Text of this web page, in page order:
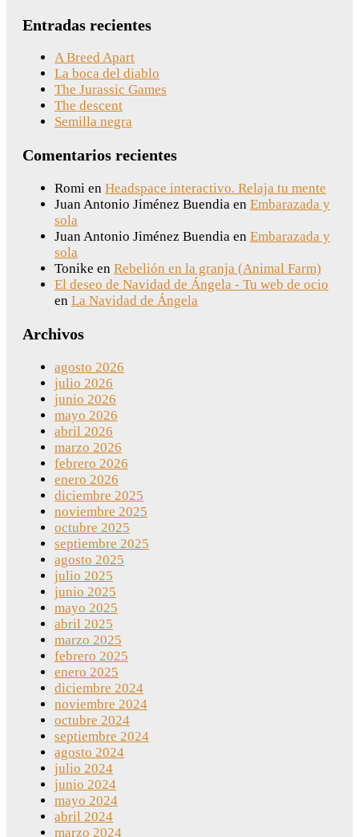
Entradas recientes
A Breed Apart
La boca del diablo
The Jurassic Games
The descent
Semilla negra
Comentarios recientes
Romi en Headspace interactivo. Relaja tu mente
Juan Antonio Jiménez Buendia en Embarazada y
sola
Juan Antonio Jiménez Buendia en Embarazada y
sola
Tonike en Rebelión en la granja (Animal Farm)
El deseo de Navidad de Ángela - Tu web de ocio
en La Navidad de Ángela
Archivos
agosto 2026
julio 2026
junio 2026
mayo 2026
abril 2026
marzo 2026
febrero 2026
enero 2026
diciembre 2025
noviembre 2025
octubre 2025
septiembre 2025
agosto 2025
julio 2025
junio 2025
mayo 2025
abril 2025
marzo 2025
febrero 2025
enero 2025
diciembre 2024
noviembre 2024
octubre 2024
septiembre 2024
agosto 2024
julio 2024
junio 2024
mayo 2024
abril 2024
marzo 2024